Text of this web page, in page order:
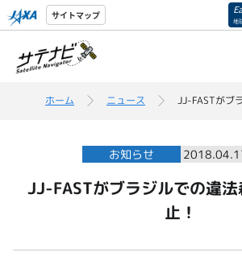
サイトマップ 地
ホーム ニュース JJ-FASTがブ
お知らせ
JJ-FASTがブラジルでの違
止！